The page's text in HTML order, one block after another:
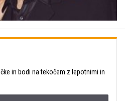
in bodi na tekočem z lepotnimi in